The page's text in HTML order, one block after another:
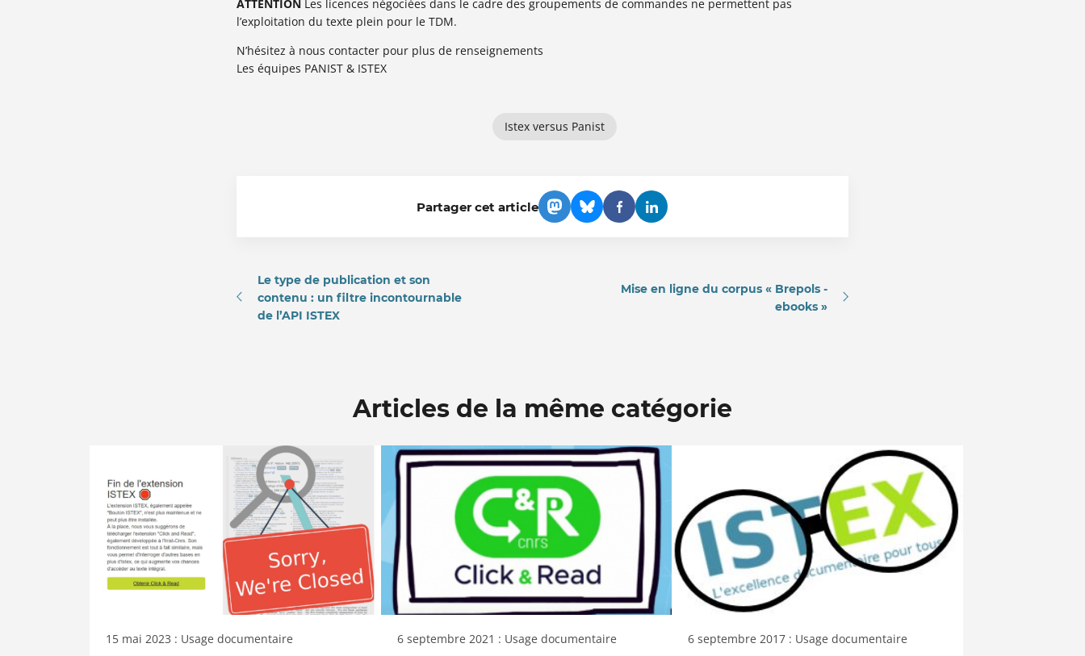
ATTENTION Les licences négociées dans le cadre des groupements de commandes ne permettent pas
l’exploitation du texte plein pour le TDM.
N’hésitez à nous contacter pour plus de renseignements
Les équipes PANIST & ISTEX
Istex versus Panist
Partager cet article
Le type de publication et son
contenu : un filtre incontournable
de l’API ISTEX
Mise en ligne du corpus « Brepols -
ebooks »
Articles de la même catégorie
15 mai 2023 : Usage documentaire 6 septembre 2021 : Usage documentaire 6 septembre 2017 : Usage documentaire